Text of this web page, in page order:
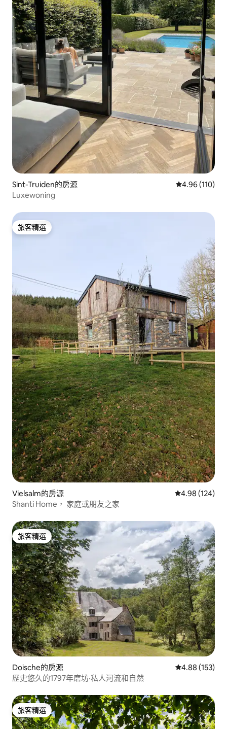
Sint-Truiden的房源 從 110 則評價
4.96 (110)
Luxewoning
旅客精選
旅客精選
Vielsalm的房源 從 124 則評價
4.98 (124)
Shanti Home， 家庭或朋友之家
旅客精選
旅客精選
Doische的房源 從 153 則評價
4.88 (153)
歷史悠久的1797年磨坊·私人河流和自然
旅客精選
旅客精選